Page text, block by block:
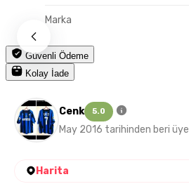
Marka
Güvenli Ödeme
Kolay İade
Cenk 5.0
May 2016 tarihinden beri üye
Harita